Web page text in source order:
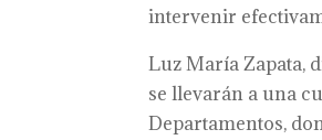
intervenir
Luz María Zapata,
se llevarán a una
Departamentos,